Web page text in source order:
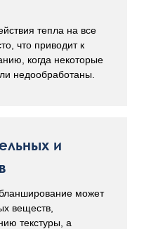
тепла на все
что приводит к
когда некоторые
недообработаны.
и
может
веществ,
текстуры, а